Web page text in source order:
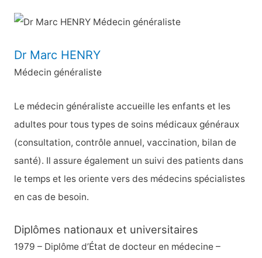
c
e
r
h
e
r
:
Dr Marc HENRY
Médecin généraliste
Le médecin généraliste accueille les enfants et les
adultes pour tous types de soins médicaux généraux
(consultation, contrôle annuel, vaccination, bilan de
santé). Il assure également un suivi des patients dans
le temps et les oriente vers des médecins spécialistes
en cas de besoin.
Diplômes nationaux et universitaires
1979 – Diplôme d’État de docteur en médecine –